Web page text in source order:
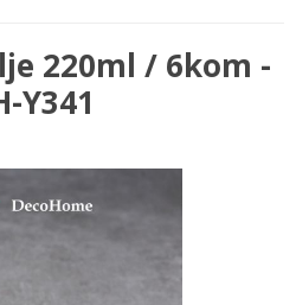
220ml / 6kom -
Y341